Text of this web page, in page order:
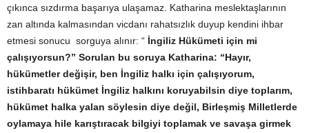
çıkınca sızdırma başarıya ulaşamaz. Katharina meslektaşlarının
zan altında kalmasından vicdanı rahatsızlık duyup kendini ihbar
etmesi sonucu sorguya alınır: “ İngiliz Hükümeti için mi
çalışıyorsun?” Sorulan bu soruya Katharina: “Hayır,
hükümetler değişir, ben İngiliz halkı için çalışıyorum,
istihbaratı hükümet İngiliz halkını koruyabilsin diye toplarım,
hükümet halka yalan söylesin diye değil, Birleşmiş Milletlerde
oylamaya hile karıştıracak bilgiyi toplamak ve savaşa girmek